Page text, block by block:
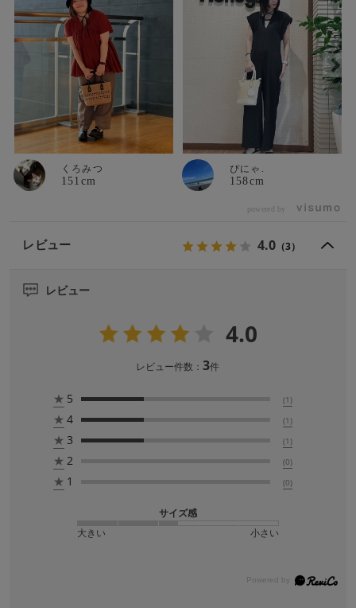
くろみつ
151cm
ぴにゃ.
158cm
powered by
レビュー 4.0 （3）
レビュー
4.0
レビュー件数：3件
★ 5 (1)
★ 4 (1)
★ 3 (1)
★ 2 (0)
★ 1 (0)
サイズ感
大きい
小さい